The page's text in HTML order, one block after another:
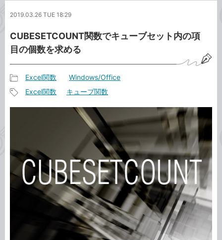
ッ
2019.03.26 TUE 18:29
CUBESETCOUNT関数でキューブセット内の項
目の個数を求める
事
カ
Excel関数 Windows/Office
Excel関数 キューブ関数